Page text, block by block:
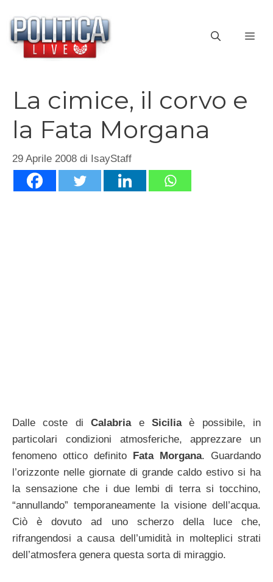
contenuto
La cimice, il corvo e
la Fata Morgana
29 Aprile 2008 di IsayStaff
Dalle coste diCalabria e Siciliaè possibile, in
particolari condizioni atmosferiche, apprezzare un
fenomeno ottico definito Fata Morgana. Guardando
l’orizzonte nelle giornate di grande caldo estivo si ha
la sensazione che i due lembi di terra si tocchino,
“annullando” temporaneamente la visione dell’acqua.
Ciò è dovuto ad uno scherzo della luce che,
rifrangendosi a causa dell’umidità in molteplici strati
dell’atmosfera genera questa sorta di miraggio.